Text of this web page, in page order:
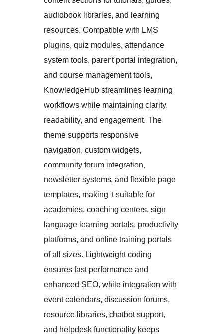
audiobook libraries, and learning
resources. Compatible with LMS
plugins, quiz modules, attendance
system tools, parent portal integration,
and course management tools,
KnowledgeHub streamlines learning
workflows while maintaining clarity,
readability, and engagement. The
theme supports responsive
navigation, custom widgets,
community forum integration,
newsletter systems, and flexible page
templates, making it suitable for
academies, coaching centers, sign
language learning portals, productivity
platforms, and online training portals
of all sizes. Lightweight coding
ensures fast performance and
enhanced SEO, while integration with
event calendars, discussion forums,
resource libraries, chatbot support,
and helpdesk functionality keeps